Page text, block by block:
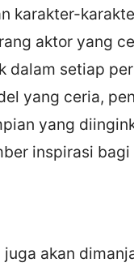
karakter-
aktor yang
dalam setiap
yang ceria,
yang
inspirasi bagi
akan